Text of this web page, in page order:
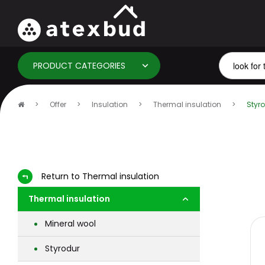
PRODUCT CATEGORIES
Home
Offer Insulation Thermal insulation
Return to Thermal insulation
Thermal insulation
Mineral wool
Styrodur